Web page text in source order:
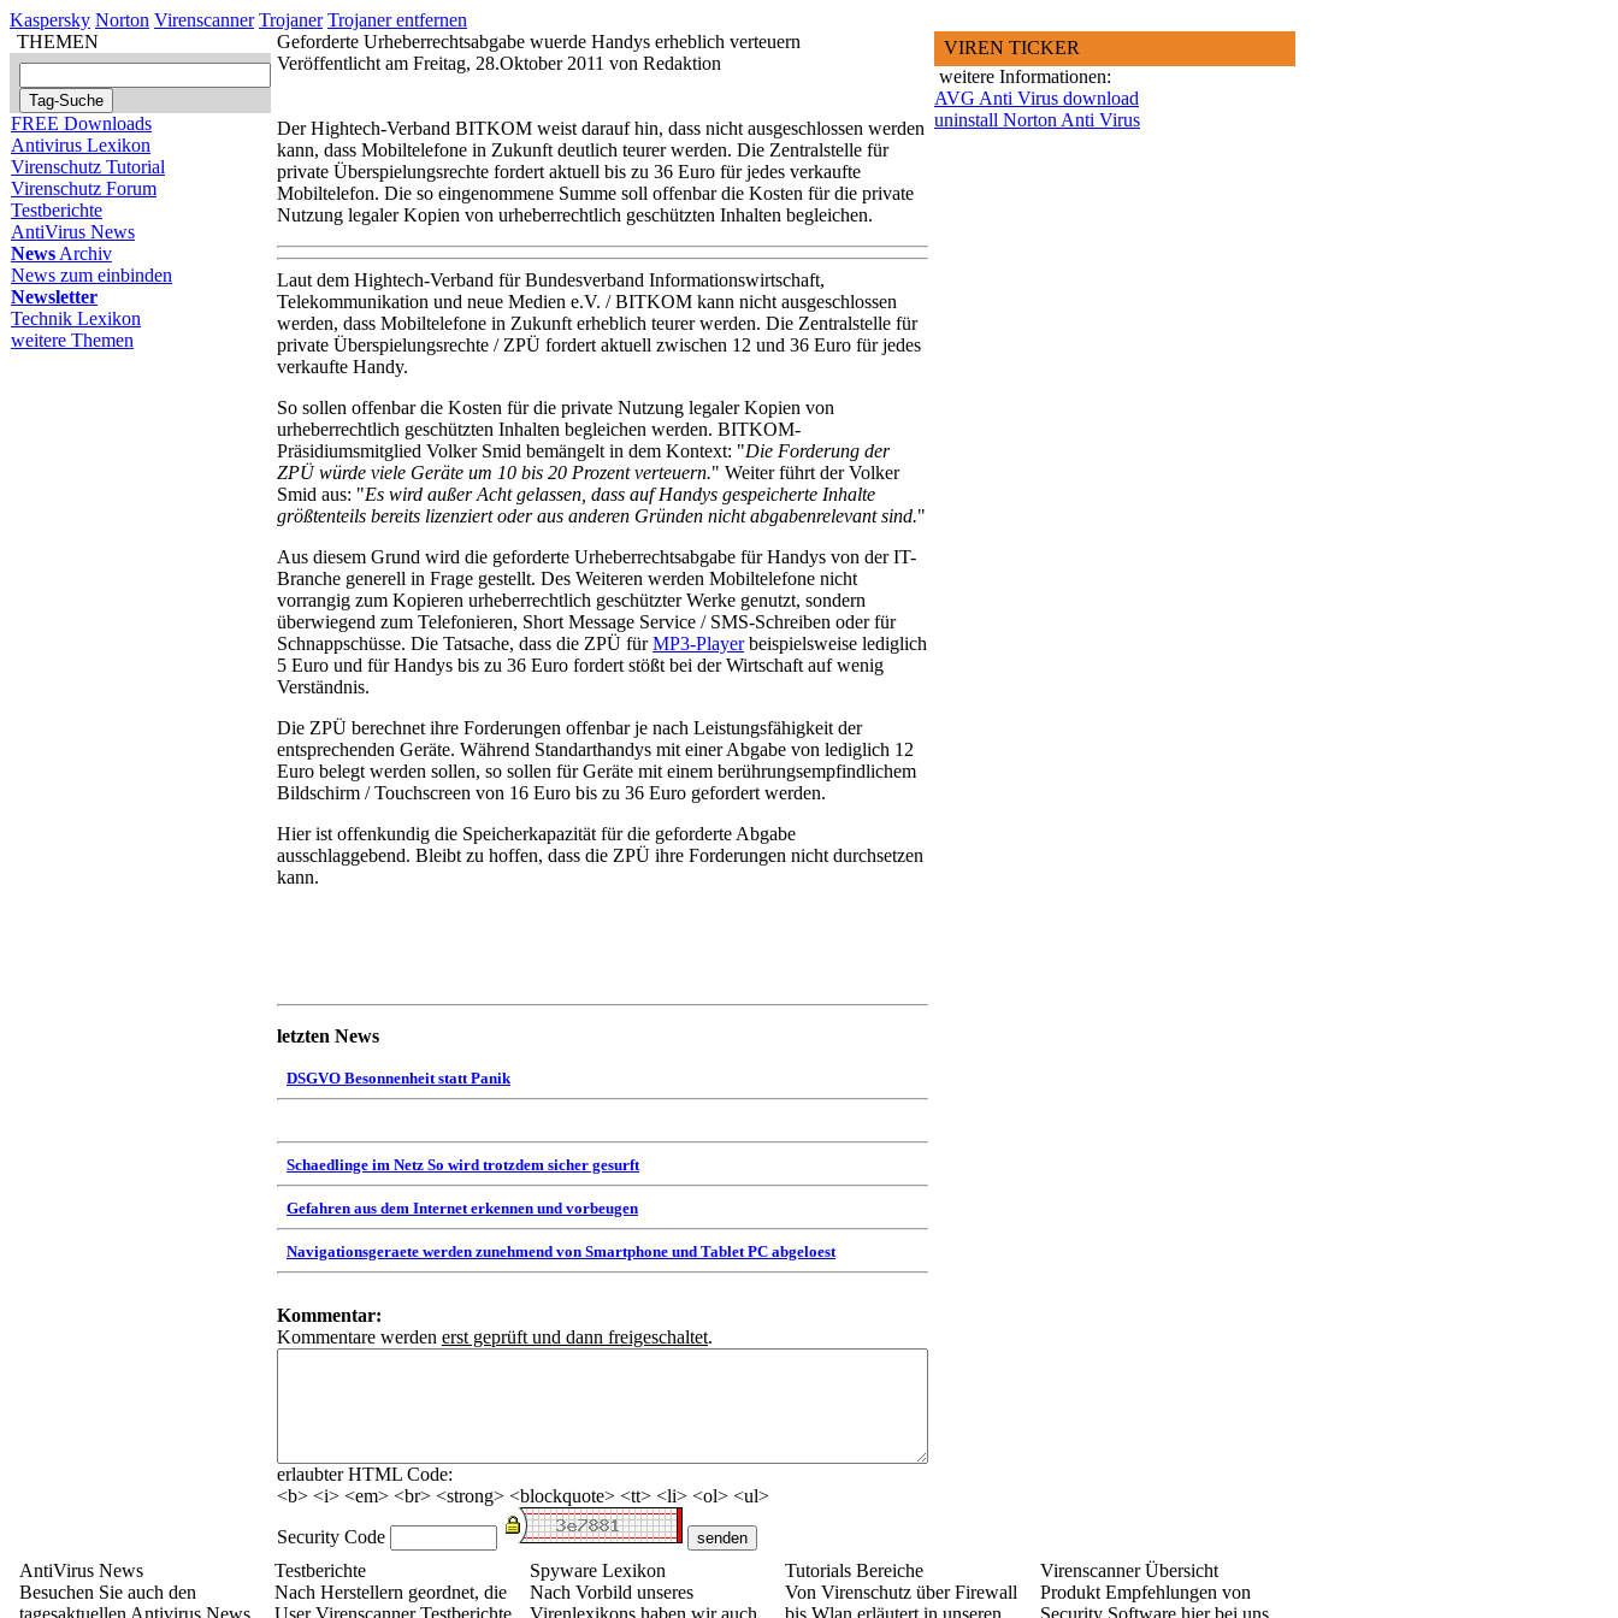
Kaspersky Norton Virenscanner Trojaner Trojaner entfernen
THEMEN
FREE Downloads
Antivirus Lexikon
Virenschutz Tutorial
Virenschutz Forum
Testberichte
AntiVirus News
News Archiv
News zum einbinden
Newsletter
Technik Lexikon
weitere Themen
Geforderte Urheberrechtsabgabe wuerde Handys erheblich verteuern
Veröffentlicht am Freitag, 28.Oktober 2011 von Redaktion
Der Hightech-Verband BITKOM weist darauf hin, dass nicht ausgeschlossen werden
kann, dass Mobiltelefone in Zukunft deutlich teurer werden. Die Zentralstelle für
private Überspielungsrechte fordert aktuell bis zu 36 Euro für jedes verkaufte
Mobiltelefon. Die so eingenommene Summe soll offenbar die Kosten für die private
Nutzung legaler Kopien von urheberrechtlich geschützten Inhalten begleichen.
Laut dem Hightech-Verband für Bundesverband Informationswirtschaft,
Telekommunikation und neue Medien e.V. / BITKOM kann nicht ausgeschlossen
werden, dass Mobiltelefone in Zukunft erheblich teurer werden. Die Zentralstelle für
private Überspielungsrechte / ZPÜ fordert aktuell zwischen 12 und 36 Euro für jedes
verkaufte Handy.
So sollen offenbar die Kosten für die private Nutzung legaler Kopien von
urheberrechtlich geschützten Inhalten begleichen werden. BITKOM-
Präsidiumsmitglied Volker Smid bemängelt in dem Kontext: "Die Forderung der
ZPÜ würde viele Geräte um 10 bis 20 Prozent verteuern." Weiter führt der Volker
Smid aus: "Es wird außer Acht gelassen, dass auf Handys gespeicherte Inhalte
größtenteils bereits lizenziert oder aus anderen Gründen nicht abgabenrelevant sind."
Aus diesem Grund wird die geforderte Urheberrechtsabgabe für Handys von der IT-
Branche generell in Frage gestellt. Des Weiteren werden Mobiltelefone nicht
vorrangig zum Kopieren urheberrechtlich geschützter Werke genutzt, sondern
überwiegend zum Telefonieren, Short Message Service / SMS-Schreiben oder für
Schnappschüsse. Die Tatsache, dass die ZPÜ fürMP3-Playerbeispielsweise lediglich
5 Euro und für Handys bis zu 36 Euro fordert stößt bei der Wirtschaft auf wenig
Verständnis.
Die ZPÜ berechnet ihre Forderungen offenbar je nach Leistungsfähigkeit der
entsprechenden Geräte. Während Standarthandys mit einer Abgabe von lediglich 12
Euro belegt werden sollen, so sollen für Geräte mit einem berührungsempfindlichem
Bildschirm / Touchscreen von 16 Euro bis zu 36 Euro gefordert werden.
Hier ist offenkundig die Speicherkapazität für die geforderte Abgabe
ausschlaggebend. Bleibt zu hoffen, dass die ZPÜ ihre Forderungen nicht durchsetzen
kann.
letzten News
DSGVO Besonnenheit statt Panik
Schaedlinge im Netz So wird trotzdem sicher gesurft
Gefahren aus dem Internet erkennen und vorbeugen
Navigationsgeraete werden zunehmend von Smartphone und Tablet PC abgeloest
Kommentar:
Kommentare werden erst geprüft und dann freigeschaltet.
erlaubter HTML Code:
<b> <i> <em> <br> <strong> <blockquote> <tt> <li> <ol> <ul>
Security Code
VIREN TICKER
weitere Informationen:
AVG Anti Virus download
uninstall Norton Anti Virus
AntiVirus News
Besuchen Sie auch den
tagesaktuellen Antivirus News
Testberichte
Nach Herstellern geordnet, die
User Virenscanner Testberichte
Spyware Lexikon
Nach Vorbild unseres
Virenlexikons haben wir auch
Tutorials Bereiche
Von Virenschutz über Firewall
bis Wlan erläutert in unseren
Virenscanner Übersicht
Produkt Empfehlungen von
Security Software hier bei uns